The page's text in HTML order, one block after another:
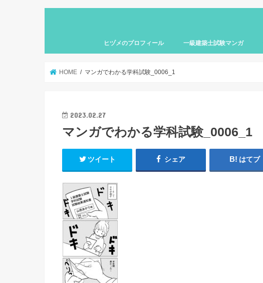
ヒヅメのプロフィール 一級建築士試験マンガ
HOME マンガでわかる学科試験_0006_1
2023.02.27
マンガでわかる学科試験_0006_1
ツイート シェア はてブ